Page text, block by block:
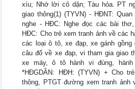
xíu; Nhớ lời cô dặn; Tàu hỏa. PT
giao thông(1) (TYVN) - HĐNT:
nghe - HĐC: Nghe đọc các bài
HĐC: Cho trẻ xem tranh ảnh về các
các loại ô tô, xe đạp, xe gánh gồng
câu đố về xe đạp, vi tham gia giao
xe máy, ô tô hành vi đúng,
*HĐGDÂN: HĐH: (TYVN) + Cho
thông, PTGT đường xem tranh ảnh